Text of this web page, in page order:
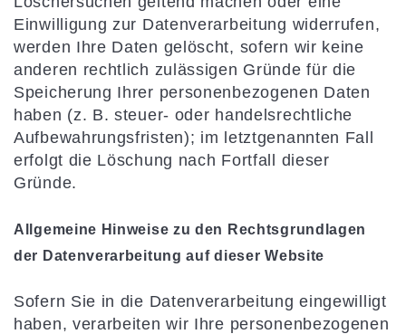
Einwilligung zur Datenverarbeitung widerrufen,
werden Ihre Daten gelöscht, sofern wir keine
anderen rechtlich zulässigen Gründe für die
Speicherung Ihrer personenbezogenen Daten
haben (z. B. steuer- oder handelsrechtliche
Aufbewahrungsfristen); im letztgenannten Fall
erfolgt die Löschung nach Fortfall dieser
Gründe.
Allgemeine Hinweise zu den Rechtsgrundlagen
der Datenverarbeitung auf dieser Website
Sofern Sie in die Datenverarbeitung eingewilligt
haben, verarbeiten wir Ihre personenbezogenen